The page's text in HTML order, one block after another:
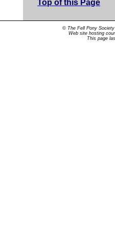
Top of this Page
© The Fell Pony
Web site hosting
This page